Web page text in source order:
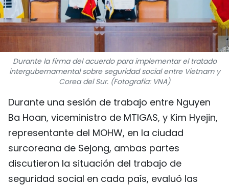
¿QUIÉNES SOMOS?
TIẾNG VIỆT
ENGLISH
中文
FRANÇAIS
РУССКИЙ
Durante la firma del acuerdo para implementar el tratado
intergubernamental sobre seguridad social entre Vietnam y
Corea del Sur. (Fotografía: VNA)
Durante una sesión de trabajo entre Nguyen
Ba Hoan, viceministro de MTIGAS, y Kim Hyejin,
representante del MOHW, en la ciudad
surcoreana de Sejong, ambas partes
discutieron la situación del trabajo de
seguridad social en cada país, evaluó las